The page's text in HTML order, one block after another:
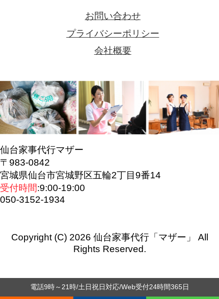
お問い合わせ
プライバシーポリシー
会社概要
仙台家事代行マザー
〒983-0842
宮城県仙台市宮城野区五輪2丁目9番14
受付時間:9:00-19:00
050-3152-1934
Copyright (C) 2026 仙台家事代行「マザー」 All
Rights Reserved.
電話9時～21時/土日祝日対応/Web受付24時間365日